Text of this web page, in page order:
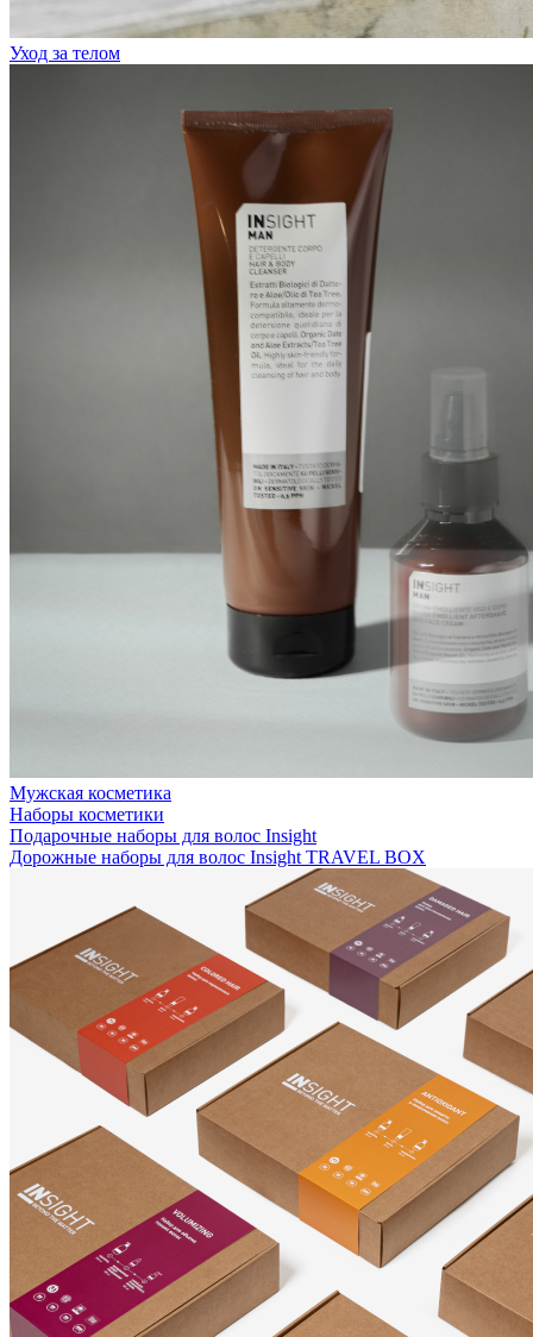
Уход за телом
Мужская косметика
Наборы косметики
Подарочные наборы для волос Insight
Дорожные наборы для волос Insight TRAVEL BOX